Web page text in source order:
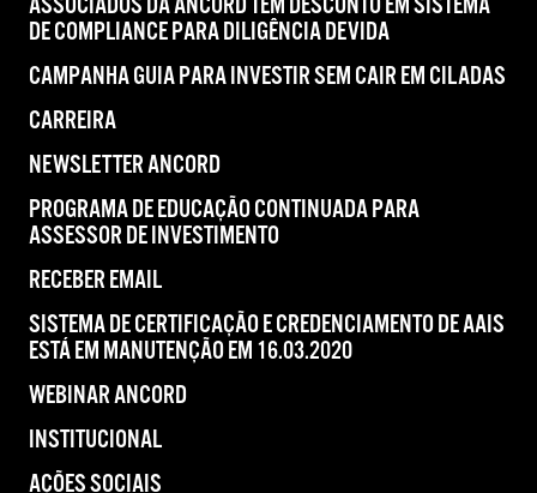
DE COMPLIANCE PARA DILIGÊNCIA DEVIDA
CAMPANHA GUIA PARA INVESTIR SEM CAIR EM CILADAS
CARREIRA
NEWSLETTER ANCORD
PROGRAMA DE EDUCAÇÃO CONTINUADA PARA
ASSESSOR DE INVESTIMENTO
RECEBER EMAIL
SISTEMA DE CERTIFICAÇÃO E CREDENCIAMENTO DE AAIS
ESTÁ EM MANUTENÇÃO EM 16.03.2020
WEBINAR ANCORD
INSTITUCIONAL
AÇÕES SOCIAIS